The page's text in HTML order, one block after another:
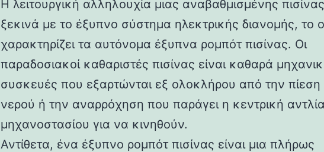
Η λειτουργική αλληλουχία μιας αναβαθμισμένης πισίνας
ξεκινά με το έξυπνο σύστημα ηλεκτρικής διανομής, το
χαρακτηρίζει τα αυτόνομα έξυπνα ρομπότ πισίνας. Οι
παραδοσιακοί καθαριστές πισίνας είναι καθαρά
συσκευές που εξαρτώνται εξ ολοκλήρου από την πίεση
νερού ή την αναρρόχηση που παράγει η κεντρική
μηχανοστασίου για να κινηθούν.
Αντίθετα, ένα έξυπνο ρομπότ πισίνας είναι μια πλήρως